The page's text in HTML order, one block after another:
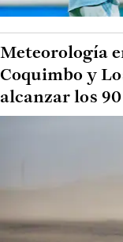
Meteorología
Coquimbo y
alcanzar los